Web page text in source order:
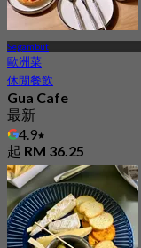
Segambut
歐洲菜
休閒餐飲
Gua Cafe
最新
4.9
起 RM 36.25